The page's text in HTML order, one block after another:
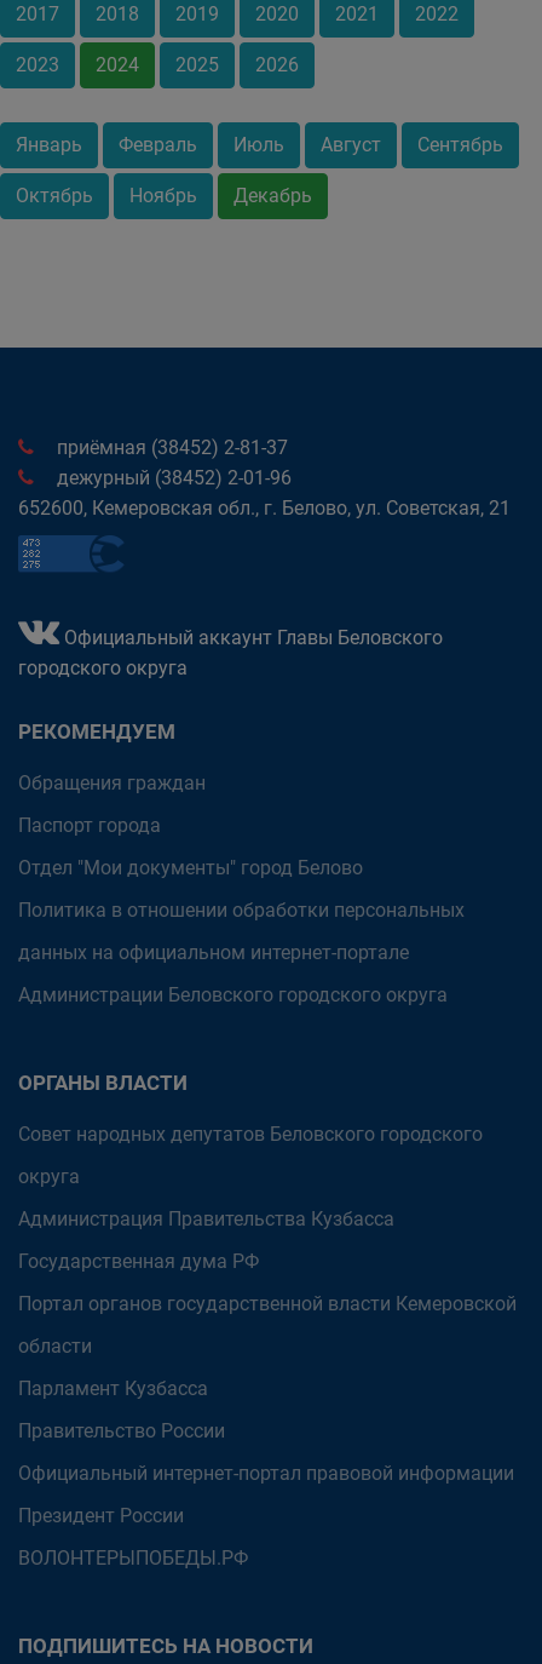
2017 2018 2019 2020 2021 2022
2023 2024 2025 2026
Январь Февраль Июль Август Сентябрь
Октябрь Ноябрь Декабрь
приёмная (38452) 2-81-37
дежурный (38452) 2-01-96
652600, Кемеровская обл., г. Белово, ул. Советская, 21
Официальный аккаунт Главы Беловского
городского округа
РЕКОМЕНДУЕМ
Обращения граждан
Паспорт города
Отдел "Мои документы" город Белово
Политика в отношении обработки персональных
данных на официальном интернет-портале
Администрации Беловского городского округа
ОРГАНЫ ВЛАСТИ
Совет народных депутатов Беловского городского
округа
Администрация Правительства Кузбасса
Государственная дума РФ
Портал органов государственной власти Кемеровской
области
Парламент Кузбасса
Правительство России
Официальный интернет-портал правовой информации
Президент России
ВОЛОНТЕРЫПОБЕДЫ.РФ
ПОДПИШИТЕСЬ НА НОВОСТИ